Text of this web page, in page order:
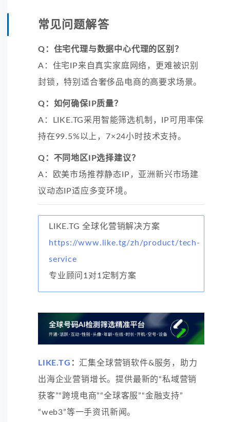
常见问题解答
Q：住宅代理与数据中心代理的区别？
A：住宅IP来自真实家庭网络，更难被识别
封锁，特别适合奢侈品电商的高要求场景。
Q：如何确保IP质量？
A：LIKE.TG采用智能筛选机制，IP可用率保
持在99.5%以上，7×24小时技术支持。
Q：不同地区IP选择建议？
A：欧美市场推荐静态IP，亚洲新兴市场建
议动态IP适应多变环境。
LIKE.TG 全球化营销解决方案
https://www.like.tg/zh/product/tech-
service
专业顾问1对1定制方案
LIKE.TG ： 汇集全球营销软件&服务，助力
出海企业营销增长。提供最新的“私域营销
获客”“跨境电商”“全球客服”“金融支持”
“web3”等一手资讯新闻。